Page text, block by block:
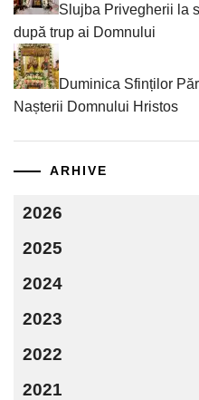
Slujba Privegherii la
după trup ai Domnului
Duminica Sfinților
Nașterii Domnului Hristos
ARHIVE
2026
2025
2024
2023
2022
2021